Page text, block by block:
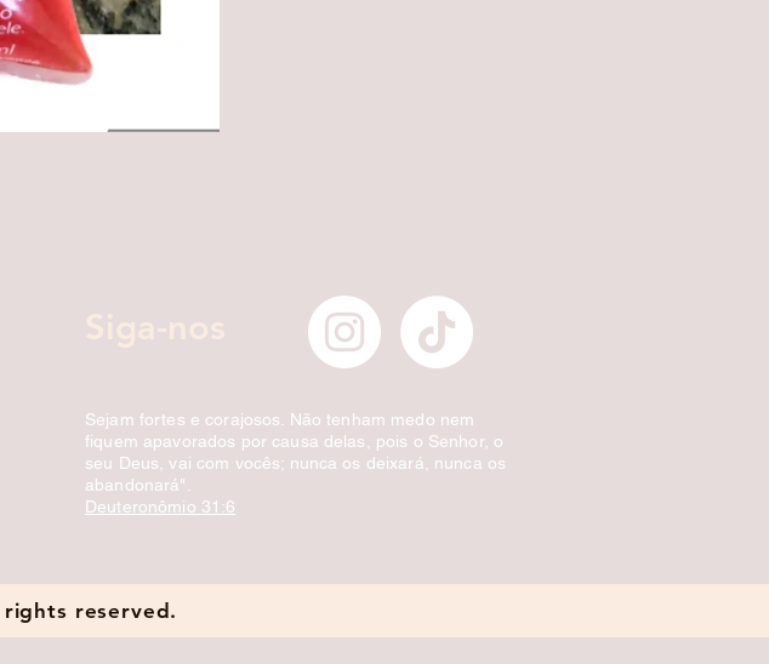
Sejam fortes e corajosos. Não tenham medo nem
fiquem apavorados por causa delas, pois o Senhor, o
seu Deus, vai com vocês; nunca os deixará, nunca os
abandonará".
Deuteronômio 31:6
rights reserved.